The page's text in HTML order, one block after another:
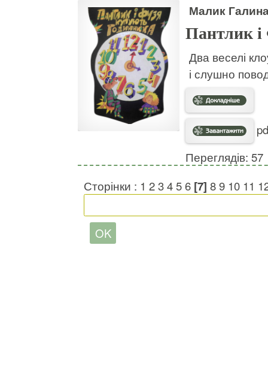
Малик
Пантлик і
Два веселі
і слушно
Переглядів: 57
Сторінки : 1 23456 [7] 89 10 11